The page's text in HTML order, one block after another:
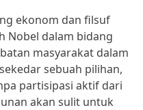
ekonom dan filsuf
Nobel dalam bidang
masyarakat dalam
sebuah pilihan,
partisipasi aktif dari
akan sulit untuk